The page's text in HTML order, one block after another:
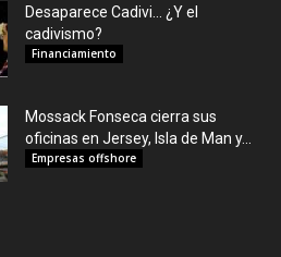
Desaparece Cadivi… ¿Y el
cadivismo?
Financiamiento
Mossack Fonseca cierra sus
oficinas en Jersey, Isla de Man y...
Empresas offshore